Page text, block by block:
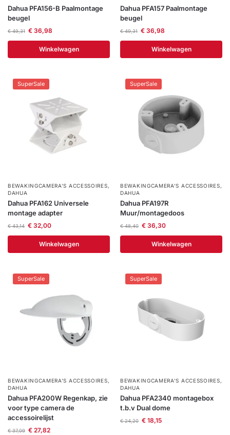
Dahua PFA156-B Paalmontage
beugel
€49,31 €36,98
Winkelwagen
Dahua PFA157 Paalmontage
beugel
€49,31 €36,98
Winkelwagen
SuperSale
BEWAKINGCAMERA'S ACCESSOIRES,
DAHUA
Dahua PFA162 Universele
montage adapter
€43,14 €32,00
Winkelwagen
SuperSale
BEWAKINGCAMERA'S ACCESSOIRES,
DAHUA
Dahua PFA197R
Muur/montagedoos
€48,40 €36,30
Winkelwagen
SuperSale
BEWAKINGCAMERA'S ACCESSOIRES,
DAHUA
Dahua PFA200W Regenkap, zie
voor type camera de
accessoirelijst
€37,09 €27,82
SuperSale
BEWAKINGCAMERA'S ACCESSOIRES,
DAHUA
Dahua PFA2340 montagebox
t.b.v Dual dome
€24,20 €18,15